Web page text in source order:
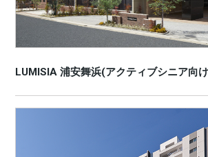
LUMISIA 浦安舞浜(アクティブシニア向